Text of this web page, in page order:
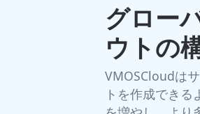
グロー
ウトの
VMOSCloudは
トを作成でき